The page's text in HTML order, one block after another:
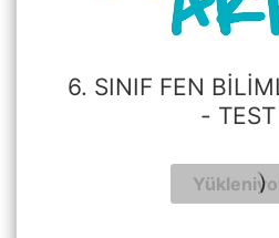
6. SINIF FEN
-